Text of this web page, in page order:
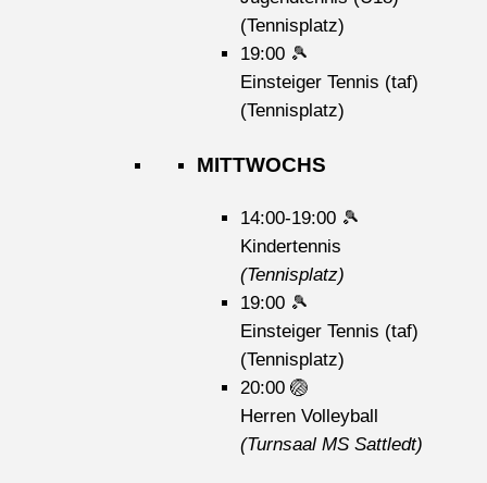
(Tennisplatz)
19:00 🎾
Einsteiger Tennis (taf)
(Tennisplatz)
MITTWOCHS
14:00-19:00 🎾
Kindertennis
(Tennisplatz)
19:00 🎾
Einsteiger Tennis (taf)
(Tennisplatz)
20:00🏐
Herren Volleyball
(Turnsaal MS Sattledt)